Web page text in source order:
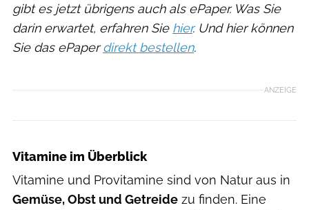
gibt es jetzt übrigens auch als ePaper. Was Sie
darin erwartet, erfahren Sie hier. Und hier können
Sie das ePaperdirekt bestellen.
ANZEIGE
Vitamine im Überblick
Vitamine und Provitamine sind von Natur aus in
Gemüse, Obst und Getreide zu finden. Eine